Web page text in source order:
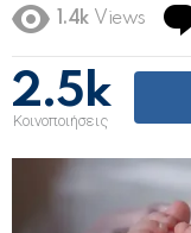
1.4k Views
2.5k
Κοινοποιήσεις